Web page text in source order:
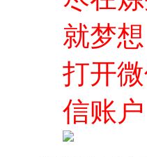
就梦
打开
信账